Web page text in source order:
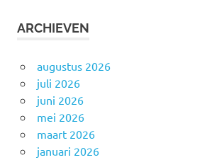
ARCHIEVEN
augustus 2026
juli 2026
juni 2026
mei 2026
maart 2026
januari 2026